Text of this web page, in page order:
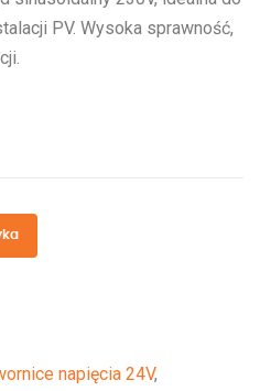
PV. Wysoka sprawność,
napięcia 24V,